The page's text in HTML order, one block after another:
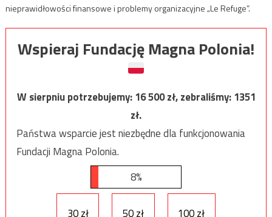
nieprawidłowości finansowe i problemy organizacyjne „Le Refuge”.
Wspieraj Fundację Magna Polonia!
W sierpniu potrzebujemy:16 500zł, zebraliśmy:1351
zł.
Państwa wsparcie jest niezbędne dla funkcjonowania
Fundacji Magna Polonia.
8%
30 zł 50 zł 100 zł